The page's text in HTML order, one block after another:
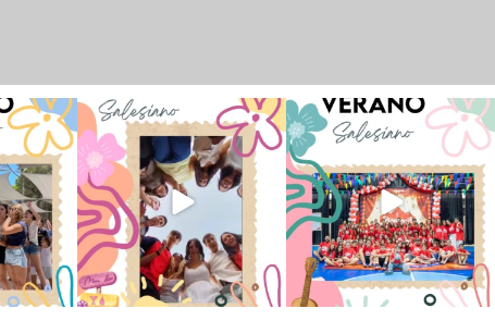
han vivido
...
2
Superestrella!! 🌟 La música
invade el Campamento ...
6 0
La Orotava ha disfrutado a lo
grande de su
66 1